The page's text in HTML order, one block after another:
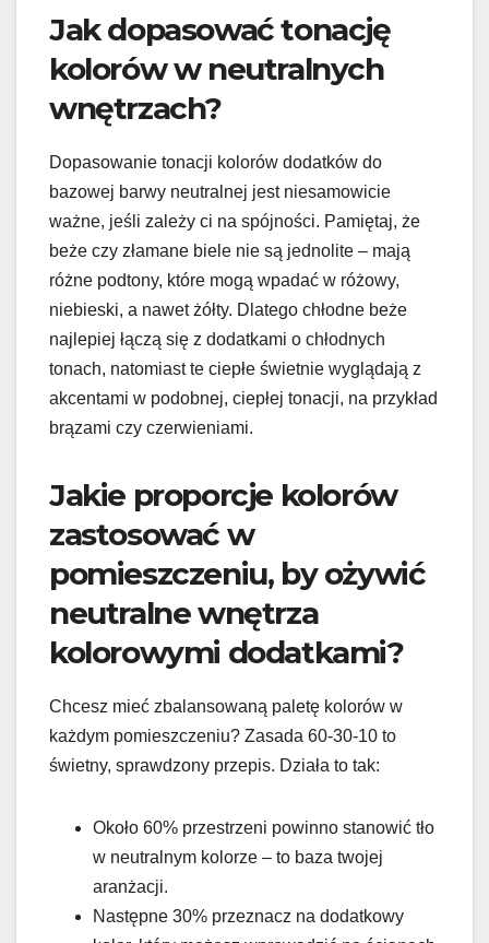
Jak dopasować tonację
kolorów w neutralnych
wnętrzach?
Dopasowanie tonacji kolorów dodatków do
bazowej barwy neutralnej jest niesamowicie
ważne, jeśli zależy ci na spójności. Pamiętaj, że
beże czy złamane biele nie są jednolite – mają
różne podtony, które mogą wpadać w różowy,
niebieski, a nawet żółty. Dlatego chłodne beże
najlepiej łączą się z dodatkami o chłodnych
tonach, natomiast te ciepłe świetnie wyglądają z
akcentami w podobnej, ciepłej tonacji, na przykład
brązami czy czerwieniami.
Jakie proporcje kolorów
zastosować w
pomieszczeniu, by ożywić
neutralne wnętrza
kolorowymi dodatkami?
Chcesz mieć zbalansowaną paletę kolorów w
każdym pomieszczeniu? Zasada 60-30-10 to
świetny, sprawdzony przepis. Działa to tak:
Około 60% przestrzeni powinno stanowić tło
w neutralnym kolorze – to baza twojej
aranżacji.
Następne 30% przeznacz na dodatkowy